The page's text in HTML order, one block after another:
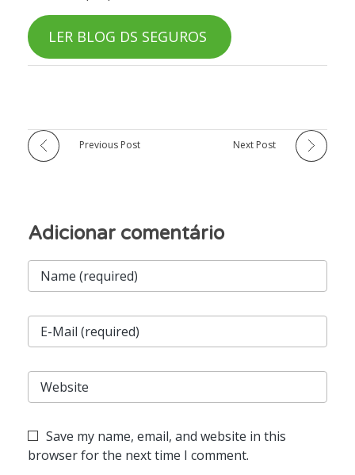
LER BLOG DS SEGUROS
Previous Post Next Post
Save my name, email, and website in this
browser for the next time I comment.